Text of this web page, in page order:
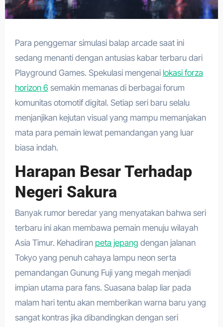
Para penggemar simulasi balap arcade saat ini
sedang menanti dengan antusias kabar terbaru dari
Playground Games. Spekulasi mengenai lokasi forza
horizon 6 semakin memanas di berbagai forum
komunitas otomotif digital. Setiap seri baru selalu
menjanjikan kejutan visual yang mampu memanjakan
mata para pemain lewat pemandangan yang luar
biasa indah.
Harapan Besar Terhadap
Negeri Sakura
Banyak rumor beredar yang menyatakan bahwa seri
terbaru ini akan membawa pemain menuju wilayah
Asia Timur. Kehadiran peta jepang dengan jalanan
Tokyo yang penuh cahaya lampu neon serta
pemandangan Gunung Fuji yang megah menjadi
impian utama para fans. Suasana balap liar pada
malam hari tentu akan memberikan warna baru yang
sangat kontras jika dibandingkan dengan seri